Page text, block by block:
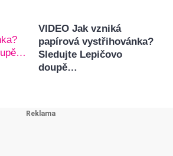
VIDEO Jak vzniká
papírová vystřihovánka?
Sledujte Lepičovo
doupě…